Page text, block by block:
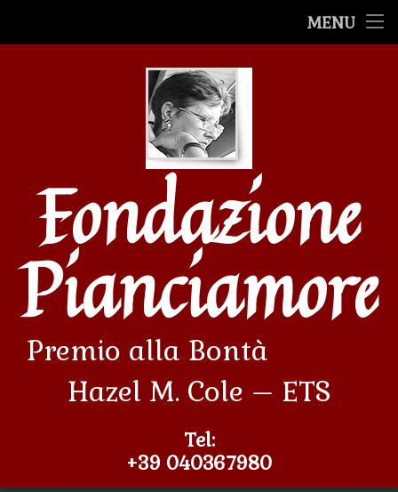
MENU
Filmati
Avvenimenti
Fondazione
Pianciamore
Premio alla Bontà
Hazel M. Cole – ETS
Tel:
+39 040367980